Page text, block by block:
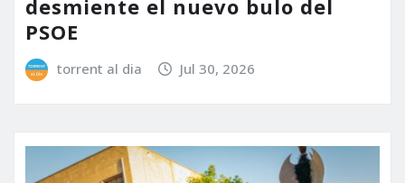
desmiente el nuevo bulo del
PSOE
torrent al dia Jul 30, 2026